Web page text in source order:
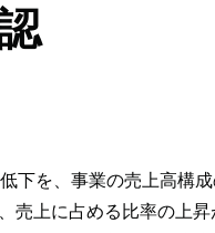
下を、事業の売上高構
売上に占める比率の上